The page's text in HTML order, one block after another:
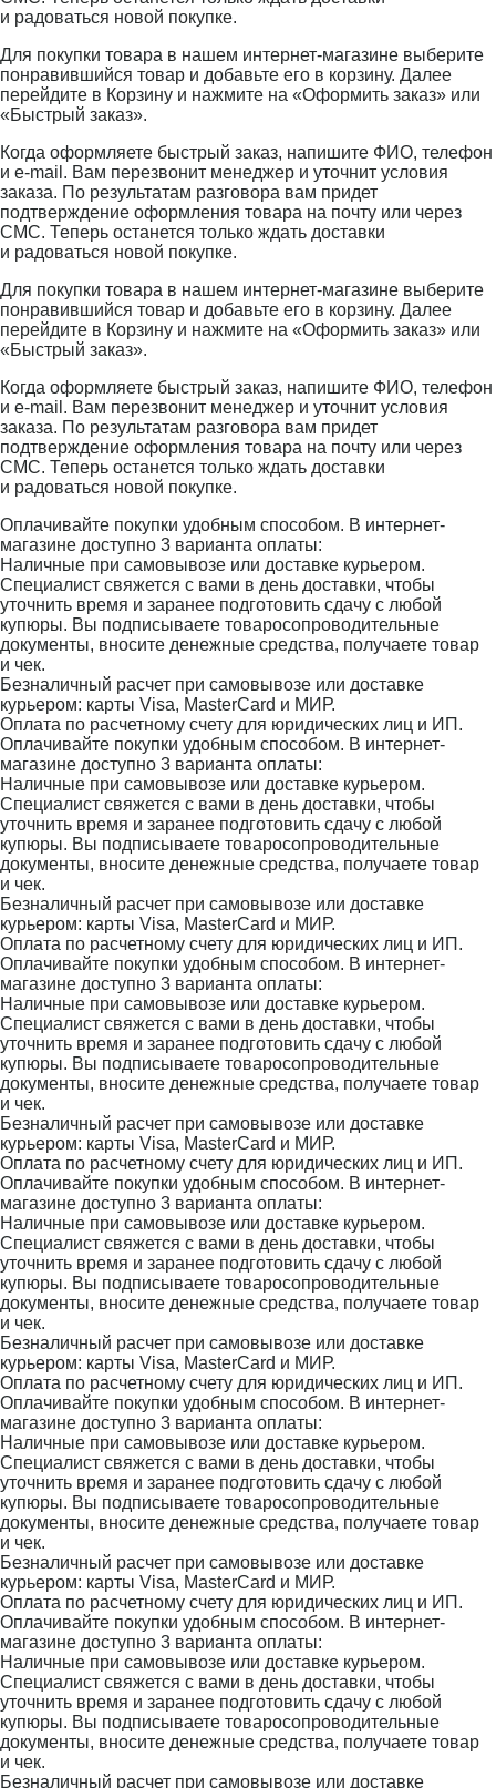
и радоваться новой покупке.
Для покупки товара в нашем интернет-магазине выберите
понравившийся товар и добавьте его в корзину. Далее
перейдите в Корзину и нажмите на «Оформить заказ» или
«Быстрый заказ».
Когда оформляете быстрый заказ, напишите ФИО, телефон
и e-mail. Вам перезвонит менеджер и уточнит условия
заказа. По результатам разговора вам придет
подтверждение оформления товара на почту или через
СМС. Теперь останется только ждать доставки
и радоваться новой покупке.
Для покупки товара в нашем интернет-магазине выберите
понравившийся товар и добавьте его в корзину. Далее
перейдите в Корзину и нажмите на «Оформить заказ» или
«Быстрый заказ».
Когда оформляете быстрый заказ, напишите ФИО, телефон
и e-mail. Вам перезвонит менеджер и уточнит условия
заказа. По результатам разговора вам придет
подтверждение оформления товара на почту или через
СМС. Теперь останется только ждать доставки
и радоваться новой покупке.
Оплачивайте покупки удобным способом. В интернет-
магазине доступно 3 варианта оплаты:
Наличные при самовывозе или доставке курьером.
Специалист свяжется с вами в день доставки, чтобы
уточнить время и заранее подготовить сдачу с любой
купюры. Вы подписываете товаросопроводительные
документы, вносите денежные средства, получаете товар
и чек.
Безналичный расчет при самовывозе или доставке
курьером: карты Visa, MasterCard и МИР.
Оплата по расчетному счету для юридических лиц и ИП.
Оплачивайте покупки удобным способом. В интернет-
магазине доступно 3 варианта оплаты:
Наличные при самовывозе или доставке курьером.
Специалист свяжется с вами в день доставки, чтобы
уточнить время и заранее подготовить сдачу с любой
купюры. Вы подписываете товаросопроводительные
документы, вносите денежные средства, получаете товар
и чек.
Безналичный расчет при самовывозе или доставке
курьером: карты Visa, MasterCard и МИР.
Оплата по расчетному счету для юридических лиц и ИП.
Оплачивайте покупки удобным способом. В интернет-
магазине доступно 3 варианта оплаты:
Наличные при самовывозе или доставке курьером.
Специалист свяжется с вами в день доставки, чтобы
уточнить время и заранее подготовить сдачу с любой
купюры. Вы подписываете товаросопроводительные
документы, вносите денежные средства, получаете товар
и чек.
Безналичный расчет при самовывозе или доставке
курьером: карты Visa, MasterCard и МИР.
Оплата по расчетному счету для юридических лиц и ИП.
Оплачивайте покупки удобным способом. В интернет-
магазине доступно 3 варианта оплаты:
Наличные при самовывозе или доставке курьером.
Специалист свяжется с вами в день доставки, чтобы
уточнить время и заранее подготовить сдачу с любой
купюры. Вы подписываете товаросопроводительные
документы, вносите денежные средства, получаете товар
и чек.
Безналичный расчет при самовывозе или доставке
курьером: карты Visa, MasterCard и МИР.
Оплата по расчетному счету для юридических лиц и ИП.
Оплачивайте покупки удобным способом. В интернет-
магазине доступно 3 варианта оплаты:
Наличные при самовывозе или доставке курьером.
Специалист свяжется с вами в день доставки, чтобы
уточнить время и заранее подготовить сдачу с любой
купюры. Вы подписываете товаросопроводительные
документы, вносите денежные средства, получаете товар
и чек.
Безналичный расчет при самовывозе или доставке
курьером: карты Visa, MasterCard и МИР.
Оплата по расчетному счету для юридических лиц и ИП.
Оплачивайте покупки удобным способом. В интернет-
магазине доступно 3 варианта оплаты:
Наличные при самовывозе или доставке курьером.
Специалист свяжется с вами в день доставки, чтобы
уточнить время и заранее подготовить сдачу с любой
купюры. Вы подписываете товаросопроводительные
документы, вносите денежные средства, получаете товар
и чек.
Безналичный расчет при самовывозе или доставке